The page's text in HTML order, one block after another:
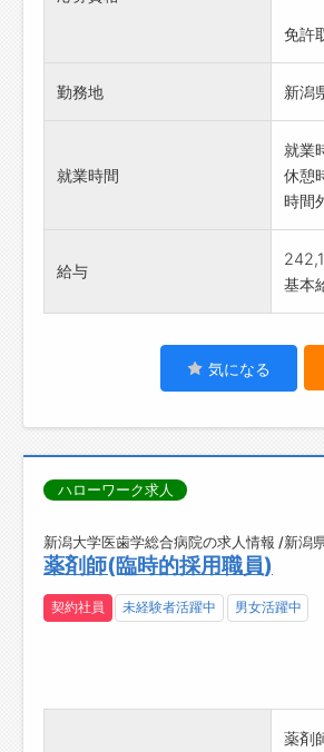
※変
免許
勤務地 新潟
就業時間
就業
休憩
時間
給与
基本
気になる
ハローワーク求人
新潟大学医歯学総合病院の求人情報 /新潟
薬剤師(臨時的採用職員)
契約社員 未経験者活躍中 男女活躍中
薬剤